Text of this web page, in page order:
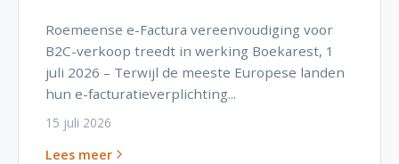
Roemeense e-Factura vereenvoudiging voor
B2C-verkoop treedt in werking Boekarest, 1
juli 2026 – Terwijl de meeste Europese landen
hun e-facturatieverplichting...
15 juli 2026
Lees meer